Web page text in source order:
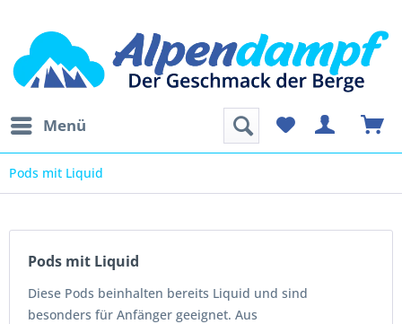
Menü
Pods mit Liquid
Pods mit Liquid
Diese Pods beinhalten bereits Liquid und sind
besonders für Anfänger geeignet. Aus